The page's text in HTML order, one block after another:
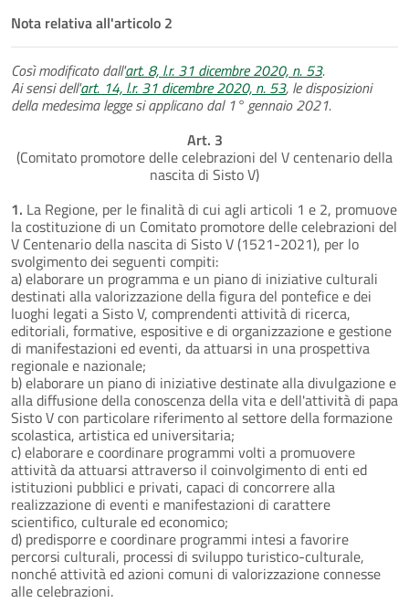
Nota relativa all'articolo 2
Così modificato dall'art. 8, l.r. 31 dicembre 2020, n. 53.
Ai sensi dell'art. 14, l.r. 31 dicembre 2020, n. 53, le disposizioni
della medesima legge si applicano dal 1° gennaio 2021.
Art. 3
(Comitato promotore delle celebrazioni del V centenario della
nascita di Sisto V)
1. La Regione, per le finalità di cui agli articoli 1 e 2, promuove
la costituzione di un Comitato promotore delle celebrazioni del
V Centenario della nascita di Sisto V (1521-2021), per lo
svolgimento dei seguenti compiti:
a) elaborare un programma e un piano di iniziative culturali
destinati alla valorizzazione della figura del pontefice e dei
luoghi legati a Sisto V, comprendenti attività di ricerca,
editoriali, formative, espositive e di organizzazione e gestione
di manifestazioni ed eventi, da attuarsi in una prospettiva
regionale e nazionale;
b) elaborare un piano di iniziative destinate alla divulgazione e
alla diffusione della conoscenza della vita e dell'attività di papa
Sisto V con particolare riferimento al settore della formazione
scolastica, artistica ed universitaria;
c) elaborare e coordinare programmi volti a promuovere
attività da attuarsi attraverso il coinvolgimento di enti ed
istituzioni pubblici e privati, capaci di concorrere alla
realizzazione di eventi e manifestazioni di carattere
scientifico, culturale ed economico;
d) predisporre e coordinare programmi intesi a favorire
percorsi culturali, processi di sviluppo turistico-culturale,
nonché attività ed azioni comuni di valorizzazione connesse
alle celebrazioni.